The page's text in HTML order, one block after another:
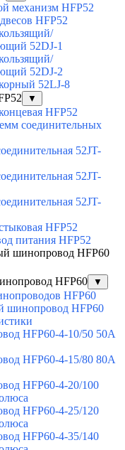
механизм HFP52
HFP52
52DJ-1
52DJ-2
52LJ-8
▼
HFP52
соединительных
52JT-
52JT-
52JT-
HFP52
питания HFP52
шинопровод HFP60
HFP60 ▼
HFP60
шинопровод HFP60
HFP60-4-10/50 50А
HFP60-4-15/80 80А
HFP60-4-20/100
HFP60-4-25/120
HFP60-4-35/140